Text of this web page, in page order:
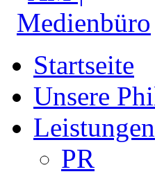
Startseite
Unsere
Leistungen
PR